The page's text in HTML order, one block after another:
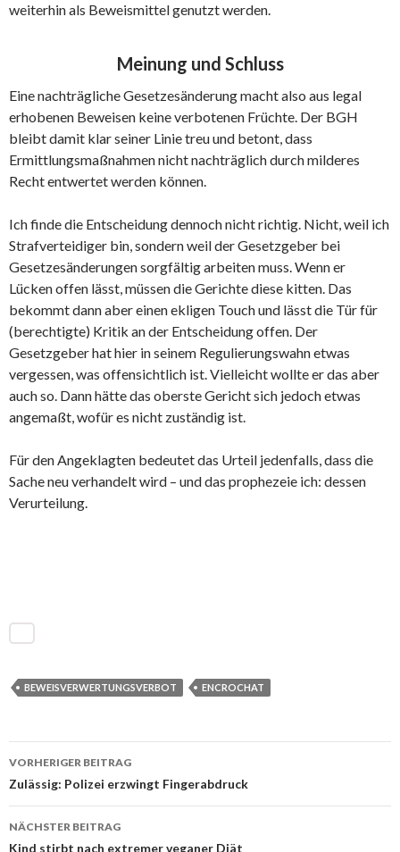
weiterhin als Beweismittel genutzt werden.
Meinung und Schluss
Eine nachträgliche Gesetzesänderung macht also aus legal
erhobenen Beweisen keine verbotenen Früchte. Der BGH
bleibt damit klar seiner Linie treu und betont, dass
Ermittlungsmaßnahmen nicht nachträglich durch milderes
Recht entwertet werden können.
Ich finde die Entscheidung dennoch nicht richtig. Nicht, weil ich
Strafverteidiger bin, sondern weil der Gesetzgeber bei
Gesetzesänderungen sorgfältig arbeiten muss. Wenn er
Lücken offen lässt, müssen die Gerichte diese kitten. Das
bekommt dann aber einen ekligen Touch und lässt die Tür für
(berechtigte) Kritik an der Entscheidung offen. Der
Gesetzgeber hat hier in seinem Regulierungswahn etwas
vergessen, was offensichtlich ist. Vielleicht wollte er das aber
auch so. Dann hätte das oberste Gericht sich jedoch etwas
angemaßt, wofür es nicht zuständig ist.
Für den Angeklagten bedeutet das Urteil jedenfalls, dass die
Sache neu verhandelt wird – und das prophezeie ich: dessen
Verurteilung.
BEWEISVERWERTUNGSVERBOT ENCROCHAT
Beitrags-
Navigation
VORHERIGER BEITRAG
Zulässig: Polizei erzwingt Fingerabdruck
NÄCHSTER BEITRAG
Kind stirbt nach extremer veganer Diät